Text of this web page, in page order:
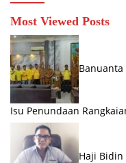
Most Viewed Posts
Isu Penundaan
Haji Bidin